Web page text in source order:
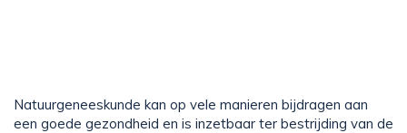
Natuurgeneeskunde kan op vele manieren bijdragen aan
een goede gezondheid en is inzetbaar ter bestrijding van de